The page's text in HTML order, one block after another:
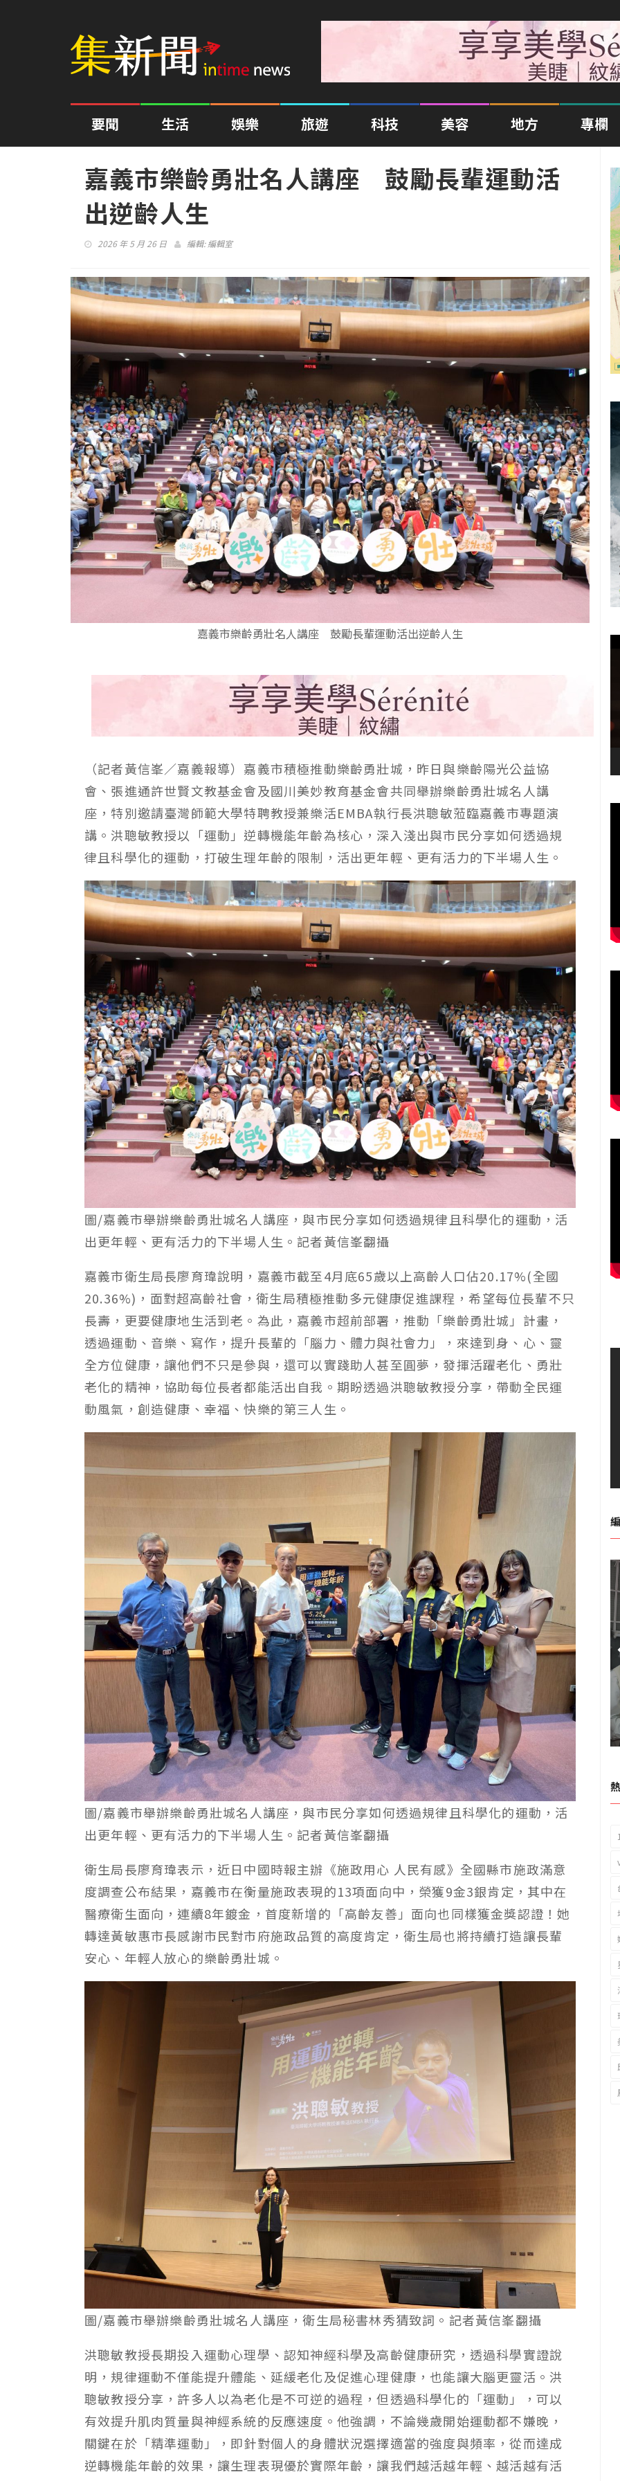
要聞 生活 娛樂 旅遊 科技 美容 地方 專欄
嘉義市樂齡勇壯名人講座 鼓勵長輩運動活
出逆齡人生
2026 年 5 月 26 日 編輯:編輯室
嘉義市樂齡勇壯名人講座 鼓勵長輩運動活出逆齡人生
（記者黃信峯／嘉義報導）嘉義市積極推動樂齡勇壯城，昨日與樂齡陽光公益協
會、張進通許世賢文教基金會及國川美妙教育基金會共同舉辦樂齡勇壯城名人講
座，特別邀請臺灣師範大學特聘教授兼樂活EMBA執行長洪聰敏蒞臨嘉義市專題演
講。洪聰敏教授以「運動」逆轉機能年齡為核心，深入淺出與市民分享如何透過規
律且科學化的運動，打破生理年齡的限制，活出更年輕、更有活力的下半場人生。
圖/嘉義市舉辦樂齡勇壯城名人講座，與市民分享如何透過規律且科學化的運動，活
出更年輕、更有活力的下半場人生。記者黃信峯翻攝
嘉義市衛生局長廖育瑋說明，嘉義市截至4月底65歲以上高齡人口佔20.17%(全國
20.36%)，面對超高齡社會，衛生局積極推動多元健康促進課程，希望每位長輩不只
長壽，更要健康地生活到老。為此，嘉義市超前部署，推動「樂齡勇壯城」計畫，
透過運動、音樂、寫作，提升長輩的「腦力、體力與社會力」，來達到身、心、靈
全方位健康，讓他們不只是參與，還可以實踐助人甚至圓夢，發揮活躍老化、勇壯
老化的精神，協助每位長者都能活出自我。期盼透過洪聰敏教授分享，帶動全民運
動風氣，創造健康、幸福、快樂的第三人生。
圖/嘉義市舉辦樂齡勇壯城名人講座，與市民分享如何透過規律且科學化的運動，活
出更年輕、更有活力的下半場人生。記者黃信峯翻攝
衛生局長廖育瑋表示，近日中國時報主辦《施政用心 人民有感》全國縣市施政滿意
度調查公布結果，嘉義市在衡量施政表現的13項面向中，榮獲9金3銀肯定，其中在
醫療衛生面向，連續8年鍍金，首度新增的「高齡友善」面向也同樣獲金獎認證！她
轉達黃敏惠市長感謝市民對市府施政品質的高度肯定，衛生局也將持續打造讓長輩
安心、年輕人放心的樂齡勇壯城。
圖/嘉義市舉辦樂齡勇壯城名人講座，衛生局秘書林秀猜致詞。記者黃信峯翻攝
洪聰敏教授長期投入運動心理學、認知神經科學及高齡健康研究，透過科學實證說
明，規律運動不僅能提升體能、延緩老化及促進心理健康，也能讓大腦更靈活。洪
聰敏教授分享，許多人以為老化是不可逆的過程，但透過科學化的「運動」，可以
有效提升肌肉質量與神經系統的反應速度。他強調，不論幾歲開始運動都不嫌晚，
關鍵在於「精準運動」，即針對個人的身體狀況選擇適當的強度與頻率，從而達成
逆轉機能年齡的效果，讓生理表現優於實際年齡，讓我們越活越年輕、越活越有活